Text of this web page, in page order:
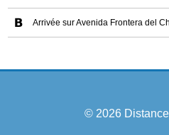
Arrivée sur Avenida Frontera del
© 2026